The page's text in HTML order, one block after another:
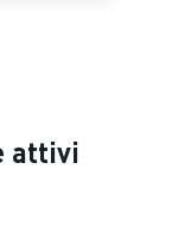
attivi